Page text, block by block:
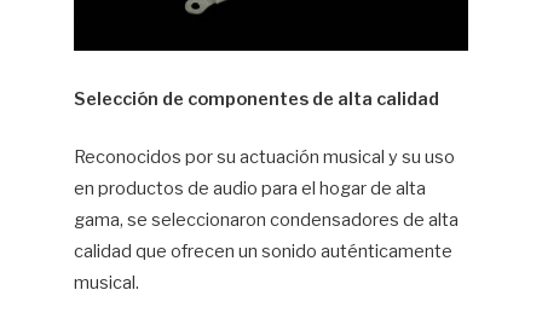
Selección de componentes de alta calidad
Reconocidos por su actuación musical y su uso
en productos de audio para el hogar de alta
gama, se seleccionaron condensadores de alta
calidad que ofrecen un sonido auténticamente
musical.